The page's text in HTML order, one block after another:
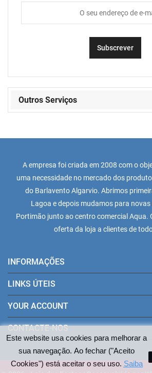
Este website usa cookies para melhorar a
sua navegação. Ao fechar ("Aceito
Cookies") está aceitar o seu uso. Saiba
Outros Serviços
A empresa foi criada em 2008 com o
uma necessidade no mercado dos
do Barlavento Algarvio. Abrimos
Lagoa e depois mudamos para
Portimão junto ao centro comercial Aqua.
oferta da loja a clientes de
INFORMAÇÕES
LINKS ÚTEIS
YOUR ACCOUNT
CONTACTE-NOS